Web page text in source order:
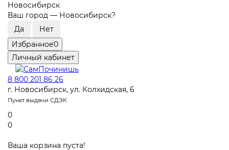
Новосибирск
Ваш город — Новосибирск?
Избранное0
Личный кабинет
8 800 201 86 26
г. Новосибирск, ул. Колхидская, 6
Пункт выдачи СДЭК
0
0
Ваша корзина пуста!